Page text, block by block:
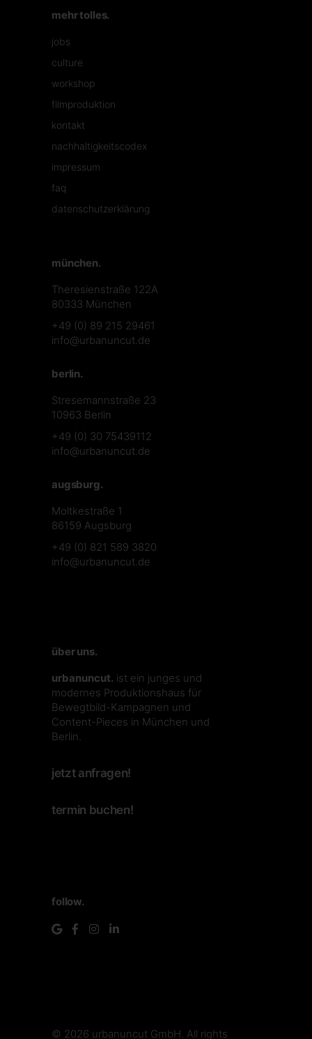
mehr tolles.
jobs
culture
workshop
filmproduktion
kontakt
nachhaltigkeitscodex
impressum
faq
datenschutzerklärung
münchen.
Theresienstraße 122A
80333 München
+49 (0) 89 215 29461
info@urbanuncut.de
berlin.
Stresemannstraße 23
10963 Berlin
+49 (0) 30 75439112
info@urbanuncut.de
augsburg.
Moltkestraße 1
86159 Augsburg
+49 (0) 821 589 3820
info@urbanuncut.de
über uns.
urbanuncut. ist ein junges und
modernes Produktionshaus für
Bewegtbild-Kampagnen und
Content-Pieces in München und
Berlin.
jetzt anfragen!
termin buchen!
follow.
© 2026 urbanuncut GmbH . All rights